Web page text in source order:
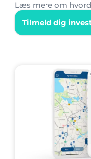
Læs mere om
Tilmeld dig